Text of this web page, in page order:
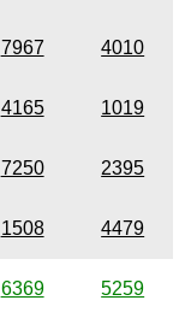
7967 4010
4165 1019
7250 2395
1508 4479
6369 5259